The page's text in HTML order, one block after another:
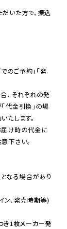
いた方で、振込
のご予約」「発
、それぞれの発
代金引換」の場
届け時の代金に
下さい。
なる場合があり
、発売時期等)
き1枚メーカー発